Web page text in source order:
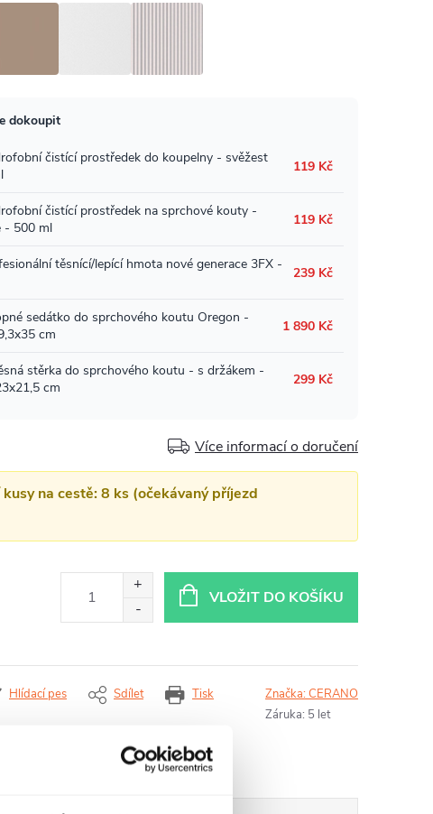
Více informací o doručení
na cestě: 8 ks (očekávaný příjezd
VLOŽIT DO KOŠÍKU
Tisk
Hlídací pes Sdílet Značka:CERANO
Záruka: 5 let